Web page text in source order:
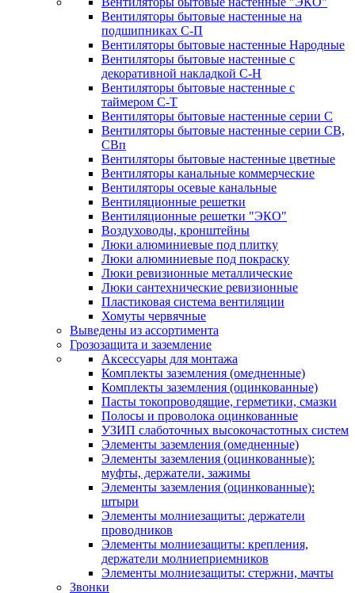
Вентиляторы бытовые настенные на
подшипниках С-П
Вентиляторы бытовые настенные Народные
Вентиляторы бытовые настенные с
декоративной накладкой С-Н
Вентиляторы бытовые настенные с
таймером С-Т
Вентиляторы бытовые настенные серии С
Вентиляторы бытовые настенные серии СВ,
СВп
Вентиляторы бытовые настенные цветные
Вентиляторы канальные коммерческие
Вентиляторы осевые канальные
Вентиляционные решетки
Вентиляционные решетки "ЭКО"
Воздуховоды, кронштейны
Люки алюминиевые под плитку
Люки алюминиевые под покраску
Люки ревизионные металлические
Люки сантехнические ревизионные
Пластиковая система вентиляции
Хомуты червячные
Выведены из ассортимента
Грозозащита и заземление
Аксессуары для монтажа
Комплекты заземления (омедненные)
Комплекты заземления (оцинкованные)
Пасты токопроводящие, герметики, смазки
Полосы и проволока оцинкованные
УЗИП слаботочных высокочастотных систем
Элементы заземления (омедненные)
Элементы заземления (оцинкованные):
муфты, держатели, зажимы
Элементы заземления (оцинкованные):
штыри
Элементы молниезащиты: держатели
проводников
Элементы молниезащиты: крепления,
держатели молниеприемников
Элементы молниезащиты: стержни, мачты
Звонки